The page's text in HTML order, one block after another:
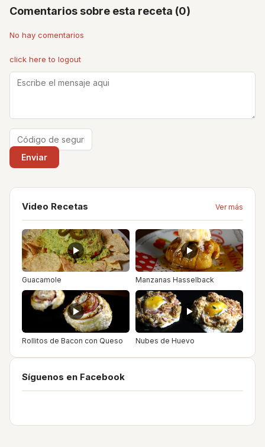
Comentarios sobre esta receta (0)
No hay comentarios
click here to logout
Video Recetas Ver más
Guacamole Manzanas Hasselback
Rollitos de Bacon con Queso Nubes de Huevo
Síguenos en Facebook